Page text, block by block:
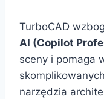
TurboCAD
AI (Copilot
sceny i pomaga
narzędzia